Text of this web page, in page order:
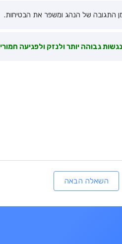
התגובה של הנהג ומשפר את הבטיחות.
גבוהה יותר ולנזק ולפגיעה
השאלה הבאה